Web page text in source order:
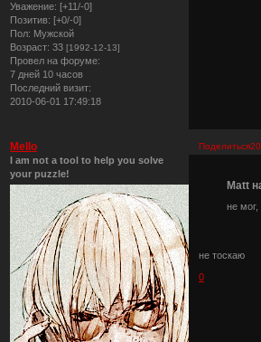
Уважение: [+11/-0]
Позитив: [+0/-0]
Пол: Мужской
Возраст: 33 [1992-12-13]
Провел на форуме:
7 дней 10 часов
Последний визит:
2010-06-01 17:49:18
Поделиться
Mello
I am not a tool to help you solve
your puzzle!
Matt
не мог,
не тоскаю
0